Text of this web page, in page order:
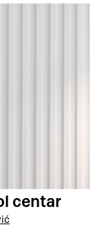
centar